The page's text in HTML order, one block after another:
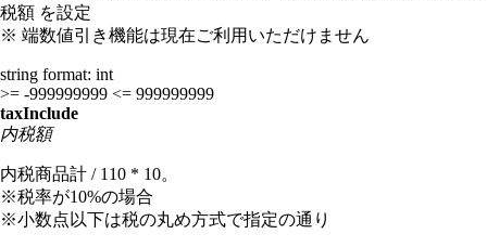
税額 を設定
※ 端数値引き機能は現在ご利用いただけません
string format: int
>= -999999999 <= 999999999
taxInclude
内税額
内税商品計 / 110 * 10。
※税率が10%の場合
※小数点以下は税の丸め方式で指定の通り